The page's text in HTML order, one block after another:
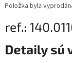
Položka byla
ref.:
Detaily sú